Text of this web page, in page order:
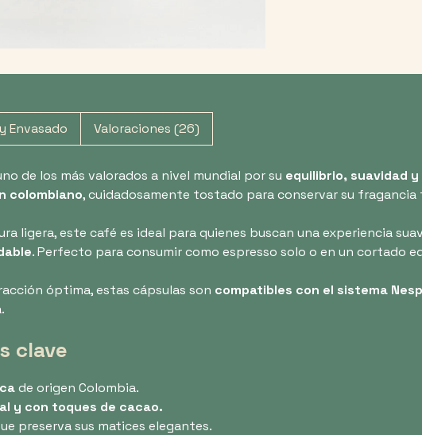
Envasado Valoraciones (26)
de los más valorados a nivel mundial por su equilibrio, suavidad
colombiano, cuidadosamente tostado para conservar su
ligera, este café es ideal para quienes buscan una experiencia
. Perfecto para consumir como espresso solo o en un cortado
óptima, estas cápsulas son compatibles con el sistema
clave
de origen Colombia.
y con toques de cacao.
preserva sus matices elegantes.